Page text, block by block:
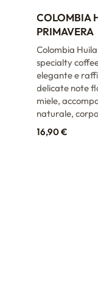
COLOMBIA
PRIMAVERA
Colombia
specialty
elegante e
delicate note
miele,
naturale,
16,90€